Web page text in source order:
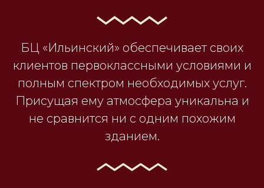
БЦ «Ильинский» обеспечивает своих
клиентов первоклассными условиями и
полным спектром необходимых услуг.
Присущая ему атмосфера уникальна и
не сравнится ни с одним похожим
зданием.